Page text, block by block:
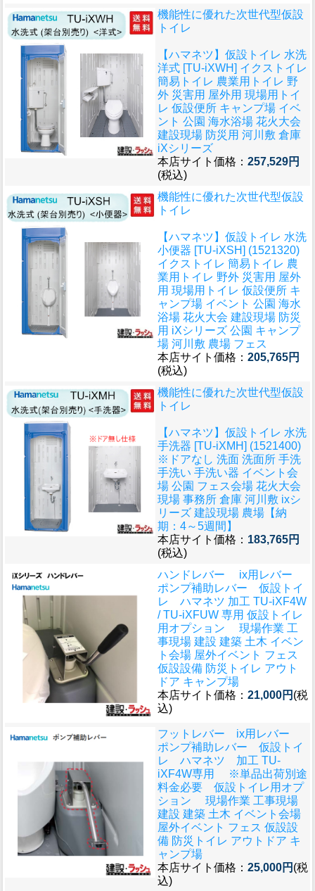
機能性に優れた次世代型仮設
トイレ
【ハマネツ】仮設トイレ 水洗
洋式 [TU-iXWH] イクストイレ
簡易トイレ 農業用トイレ 野
外 災害用 屋外用 現場用トイ
レ 仮設便所 キャンプ場 イベ
ント 公園 海水浴場 花火大会
建設現場 防災用 河川敷 倉庫
iXシリーズ
本店サイト価格： 257,529円
(税込)
機能性に優れた次世代型仮設
トイレ
【ハマネツ】仮設トイレ 水洗
小便器 [TU-iXSH] (1521320)
イクストイレ 簡易トイレ 農
業用トイレ 野外 災害用 屋外
用 現場用トイレ 仮設便所 キ
ャンプ場 イベント 公園 海水
浴場 花火大会 建設現場 防災
用 iXシリーズ 公園 キャンプ
場 河川敷 農場 フェス
本店サイト価格： 205,765円
(税込)
機能性に優れた次世代型仮設
トイレ
【ハマネツ】仮設トイレ 水洗
手洗器 [TU-iXMH] (1521400)
※ドアなし 洗面 洗面所 手洗
手洗い 手洗い器 イベント会
場 公園 フェス会場 花火大会
現場 事務所 倉庫 河川敷 ixシ
リーズ 建設現場 農場【納
期：4～5週間】
本店サイト価格： 183,765円
(税込)
ハンドレバー ix用レバー
ポンプ補助レバー 仮設トイ
レ ハマネツ 加工 TU-iXF4W
/ TU-iXFUW 専用 仮設トイレ
用オプション 現場作業 工
事現場 建設 建築 土木 イベン
ト会場 屋外イベント フェス
仮設設備 防災トイレ アウト
ドア キャンプ場
本店サイト価格： 21,000円 (税
込)
フットレバー ix用レバー
ポンプ補助レバー 仮設トイ
レ ハマネツ 加工 TU-
iXF4W専用 ※単品出荷別途
料金必要 仮設トイレ用オプ
ション 現場作業 工事現場
建設 建築 土木 イベント会場
屋外イベント フェス 仮設設
備 防災トイレ アウトドア キ
ャンプ場
本店サイト価格： 25,000円 (税
込)